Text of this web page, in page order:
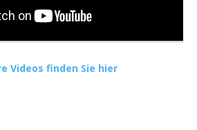
Videos finden Sie hier